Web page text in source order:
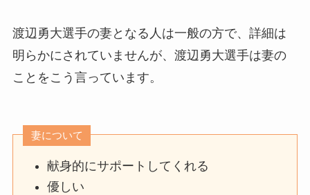
渡辺勇大選手の妻となる人は一般の方で、詳細は
明らかにされていませんが、渡辺勇大選手は妻の
ことをこう言っています。
妻について
献身的にサポートしてくれる
優しい